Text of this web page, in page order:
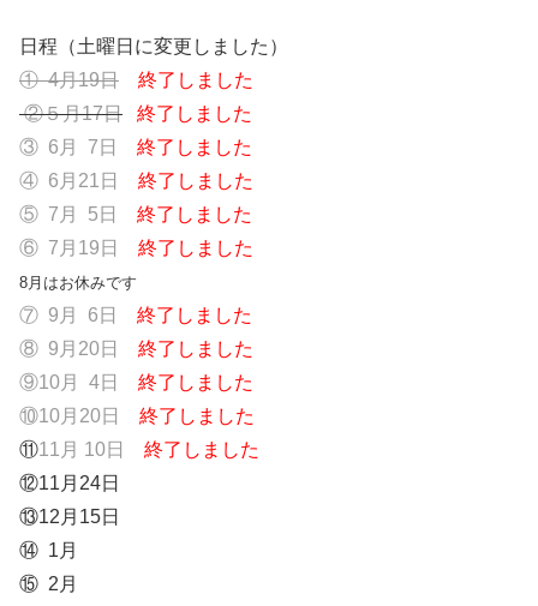
日程（土曜日に変更しました）
① 4月19日
終了しました
②５月17日
終了しました
③ 6月 7日
終了しました
④ 6月21日
終了しました
⑤ 7月 5日
終了しました
⑥ 7月19日
終了しました
8月はお休みです
⑦ 9月 6日
終了しました
⑧ 9月20日
終了しました
⑨10月 4日
終了しました
⑩10月20日
終了しました
⑪11月 10日
終了しました
⑫11月24日
⑬12月15日
⑭ 1月
⑮ 2月